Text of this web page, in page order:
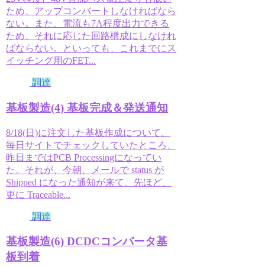
ため、アップコンバートしなければなら
ない。また、電流も7A程度出力できる
ため、それに応じた回路構成にしなけれ
ばならない。といっても、これまでにス
イッチング用のFET...
調達
基板製造(4) 基板完成＆発送通知
8/18(日)に注文した基板作成について、
毎日サイトでチェックしていたところ、
昨日まではPCB Processingになってい
た。それが、今朝、メールで status が
Shipped になった通知が来て、先ほど、
更に Traceable...
調達
基板製造(6) DCDCコンバータ基
板到着